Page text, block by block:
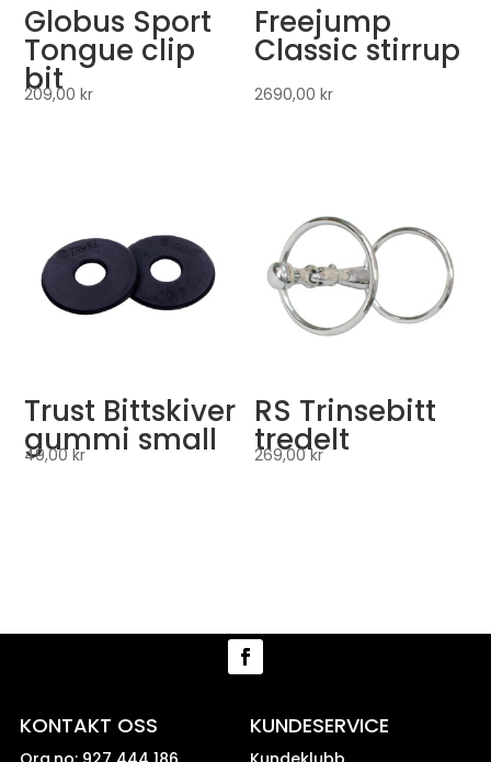
Globus Sport
Tongue clip
bit
209,00kr
Freejump
Classic stirrup
2690,00kr
Trust Bittskiver
gummi small
49,00kr
RS Trinsebitt
tredelt
269,00kr
KONTAKT OSS KUNDESERVICE